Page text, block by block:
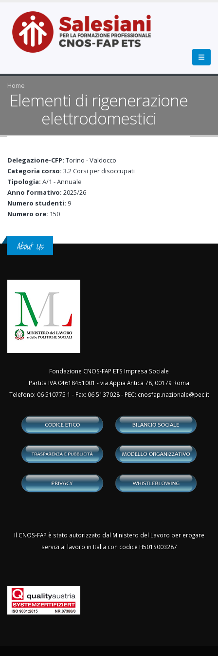
Home
Elementi di rigenerazione
elettrodomestici
Delegazione-CFP: Torino - Valdocco
Categoria corso: 3.2 Corsi per disoccupati
Tipologia: A/1 - Annuale
Anno formativo: 2025/26
Numero studenti: 9
Numero ore: 150
About Us
Fondazione CNOS-FAP ETS Impresa Sociale
Partita IVA 04618451001 - via Appia Antica 78, 00179 Roma
Telefono: 06 510775 1 - Fax: 06 5137028 - PEC: cnosfap.nazionale@pec.it
Il CNOS-FAP è stato autorizzato dal Ministero del Lavoro per erogare
servizi al lavoro in Italia con codice H501S003287